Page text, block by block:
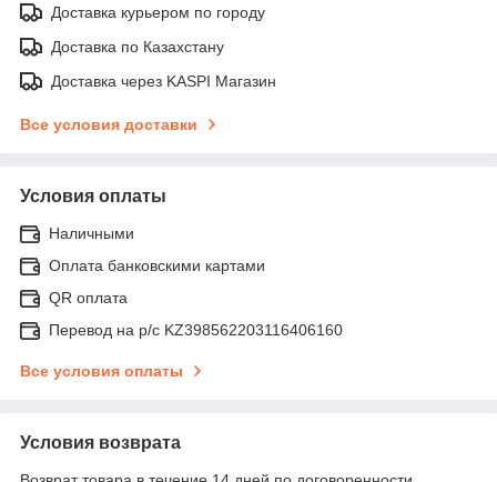
Доставка курьером по городу
Доставка по Казахстану
Доставка через KASPI Магазин
Все условия доставки
Условия оплаты
Наличными
Оплата банковскими картами
QR оплата
Перевод на р/с KZ398562203116406160
Все условия оплаты
Условия возврата